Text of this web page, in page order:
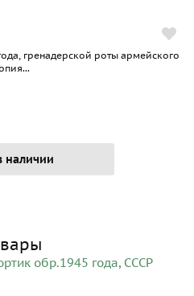
гренадерской роты армейского
наличии